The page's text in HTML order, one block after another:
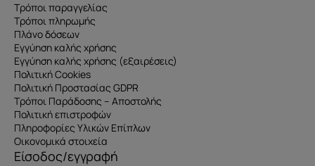
Τρόποι παραγγελίας
Τρόποι πληρωμής
Πλάνο δόσεων
Εγγύηση καλής χρήσης
Εγγύηση καλής χρήσης (εξαιρέσεις)
Πολιτική Cookies
Πολιτική Προστασίας GDPR
Τρόποι Παράδοσης – Αποστολής
Πολιτική επιστροφών
Πληροφορίες Υλικών Επίπλων
Οικονομικά στοιχεία
Είσοδος/εγγραφή